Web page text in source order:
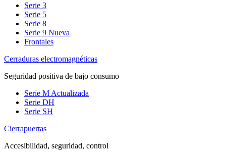
Serie 3
Serie 5
Serie 8
Serie 9 Nueva
Frontales
Cerraduras electromagnéticas
Seguridad positiva de bajo consumo
Serie M Actualizada
Serie DH
Serie SH
Cierrapuertas
Accesibilidad, seguridad, control